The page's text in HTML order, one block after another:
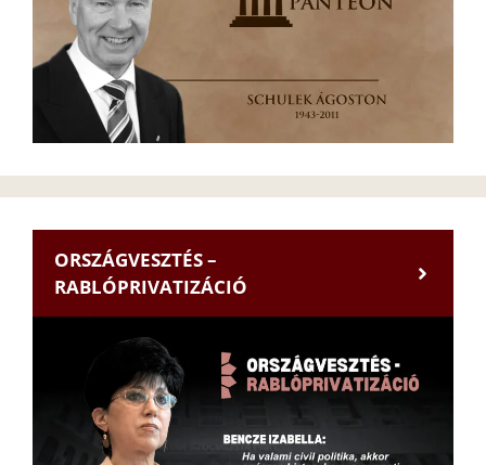
ORSZÁGVESZTÉS –
RABLÓPRIVATIZÁCIÓ